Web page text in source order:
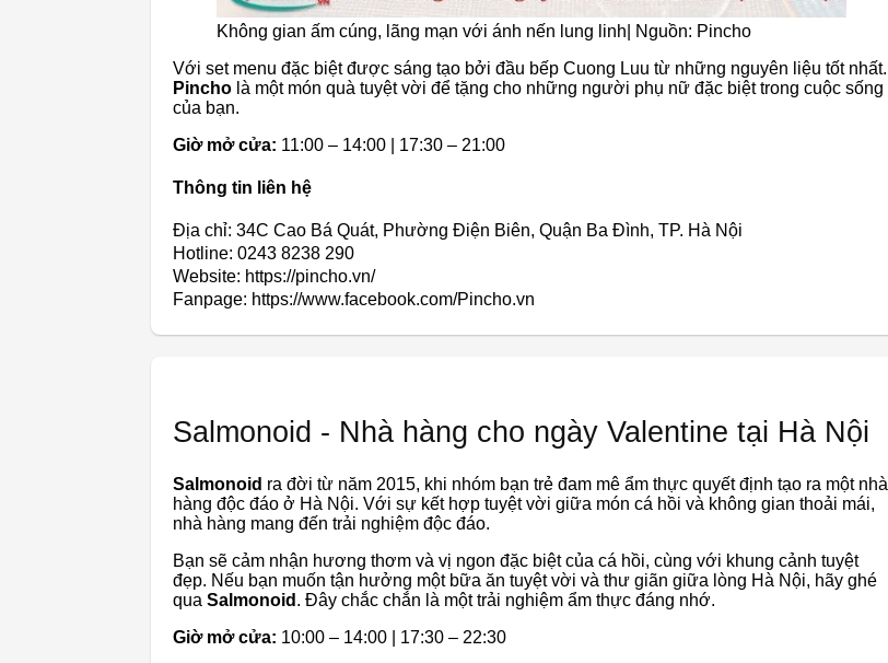
Không gian ấm cúng, lãng mạn với ánh nến lung linh| Nguồn: Pincho
Với set menu đặc biệt được sáng tạo bởi đầu bếp Cuong Luu từ những nguyên liệu tốt nhất.
Pincho là một món quà tuyệt vời để tặng cho những người phụ nữ đặc biệt trong cuộc sống
của bạn.
Giờ mở cửa: 11:00 – 14:00 | 17:30 – 21:00
Thông tin liên hệ
Địa chỉ: 34C Cao Bá Quát, Phường Điện Biên, Quận Ba Đình, TP. Hà Nội
Hotline: 0243 8238 290
Website: https://pincho.vn/
Fanpage: https://www.facebook.com/Pincho.vn
Salmonoid - Nhà hàng cho ngày Valentine tại Hà Nội
Salmonoid ra đời từ năm 2015, khi nhóm bạn trẻ đam mê ẩm thực quyết định tạo ra một nhà
hàng độc đáo ở Hà Nội. Với sự kết hợp tuyệt vời giữa món cá hồi và không gian thoải mái,
nhà hàng mang đến trải nghiệm độc đáo.
Bạn sẽ cảm nhận hương thơm và vị ngon đặc biệt của cá hồi, cùng với khung cảnh tuyệt
đẹp. Nếu bạn muốn tận hưởng một bữa ăn tuyệt vời và thư giãn giữa lòng Hà Nội, hãy ghé
qua Salmonoid . Đây chắc chắn là một trải nghiệm ẩm thực đáng nhớ.
Giờ mở cửa: 10:00 – 14:00 | 17:30 – 22:30